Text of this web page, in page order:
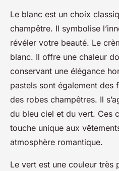
Le blanc est un choix
champêtre. Il symbolise
révéler votre beauté. Le
blanc. Il offre une chaleur
conservant une élégance
pastels sont également des
des robes champêtres. Il
du bleu ciel et du vert. Ces
touche unique aux
atmosphère romantique.
Le vert est une couleur très